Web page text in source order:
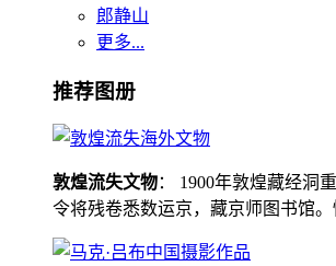
郎静山
更多...
推荐图册
敦煌流失文物： 1900年敦煌藏经洞
令将残卷悉数运京，藏京师图书馆